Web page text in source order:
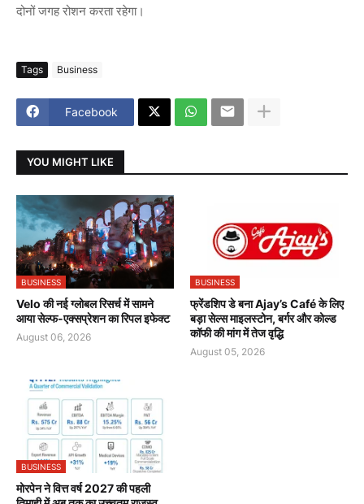
दोनों जगह रोशन करता रहेगा।
Tags Business
Facebook
YOU MIGHT LIKE
BUSINESS
Velo की नई ग्लोबल रिसर्च में सामने
आया सेल्फ-एक्सप्रेशन का रिपल इफेक्ट
August 06, 2026
BUSINESS
फ्रेंडशिप डे बना Ajay’s Café के लिए
बड़ा सेल्स माइलस्टोन, बर्गर और कोल्ड
कॉफी की मांग में तेज वृद्धि
August 05, 2026
BUSINESS
मोरपेन ने वित्त वर्ष 2027 की पहली